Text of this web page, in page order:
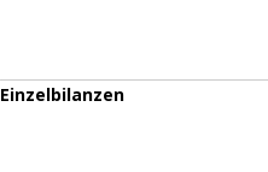
Einzelbilanzen